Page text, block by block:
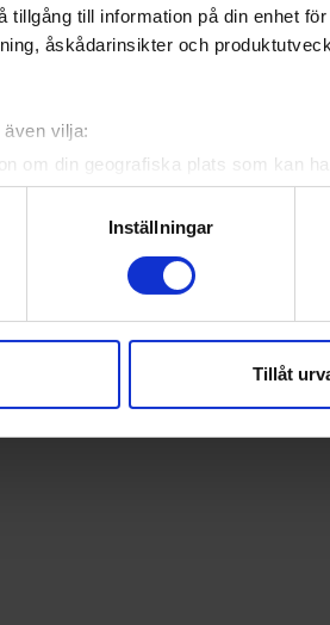
tillgång till information på din enhet
åskådarinsikter och
vilja:
om din geografiska plats som kan
genom att aktivt skanna den för
personliga uppgifter behandlas och
när som helst från cookie-
vår trafik. Vi vidarebefordrar även
och analysföretag som vi
Inställningar
Tillåt
TwitterEmailPrint